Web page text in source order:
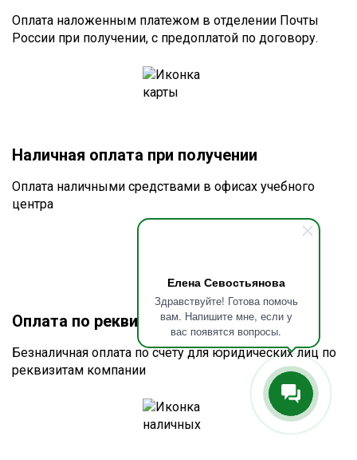
Елена Севостьянова
Здравствуйте! Готова помочь
вам. Напишите мне, если у
вас появятся вопросы.
Оплата наложенным платежом в отделении Почты
России при получении, с предоплатой по договору.
Наличная оплата при получении
Оплата наличными средствами в офисах учебного
центра
Оплата по реквизитам или счету
Безналичная оплата по счёту для юридических лиц по
реквизитам компании